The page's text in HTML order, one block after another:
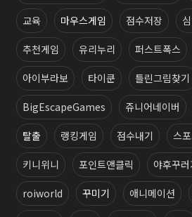
교육 마우스게임 점수저장
추천게임 유리누리 퍼스트폭스
아이부라보 타이쿤 틀린그림찾기
BigEscapeGames 쥬니어네이버
탈출 랭킹게임 점수내기 스
키니위니 포인트앤클릭 야후꾸러
roiworld 꾸미기 애니메이션